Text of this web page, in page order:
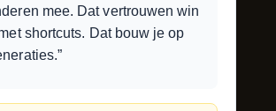
mee. Dat vertrouwen win
shortcuts. Dat bouw je op